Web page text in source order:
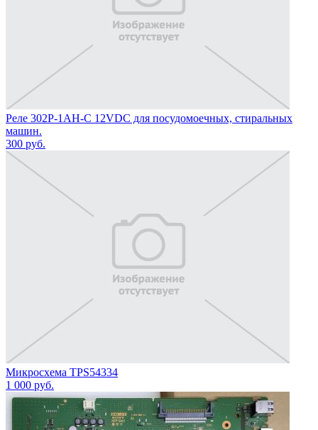
Реле 302P-1AH-C 12VDC для посудомоечных, стиральных
машин.
300 руб.
Микросхема TPS54334
1 000 руб.